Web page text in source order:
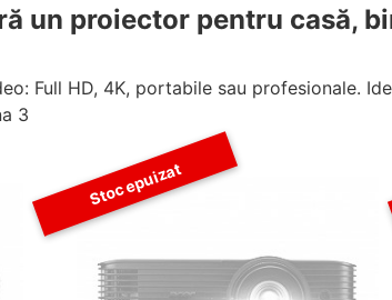
un proiector pentru casă,
Full HD, 4K, portabile sau profesionale.
3
Stoc epuizat